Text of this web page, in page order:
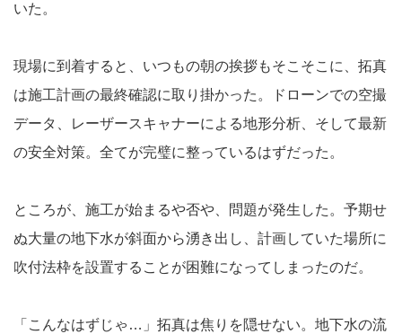
いた。
現場に到着すると、いつもの朝の挨拶もそこそこに、拓真
は施工計画の最終確認に取り掛かった。ドローンでの空撮
データ、レーザースキャナーによる地形分析、そして最新
の安全対策。全てが完璧に整っているはずだった。
ところが、施工が始まるや否や、問題が発生した。予期せ
ぬ大量の地下水が斜面から湧き出し、計画していた場所に
吹付法枠を設置することが困難になってしまったのだ。
「こんなはずじゃ…」拓真は焦りを隠せない。地下水の流